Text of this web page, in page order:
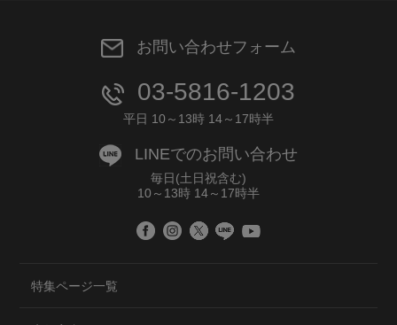
お問い合わせフォーム
03-5816-1203
平日 10～13時 14～17時半
LINEでのお問い合わせ
毎日(土日祝含む)
10～13時 14～17時半
特集ページ一覧